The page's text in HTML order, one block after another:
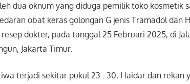
dua oknum yang diduga pemilik toko kosmetik
obat keras golongan G jenis Tramadol dan
dokter, pada tanggal 25 Februari 2025, di
Jakarta Timur.
terjadi sekitar pukul 23 : 30, Haidar dan rekan